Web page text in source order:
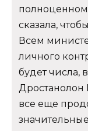
сказала,
Всем
личного
будет числа,
Дростанолон
все еще